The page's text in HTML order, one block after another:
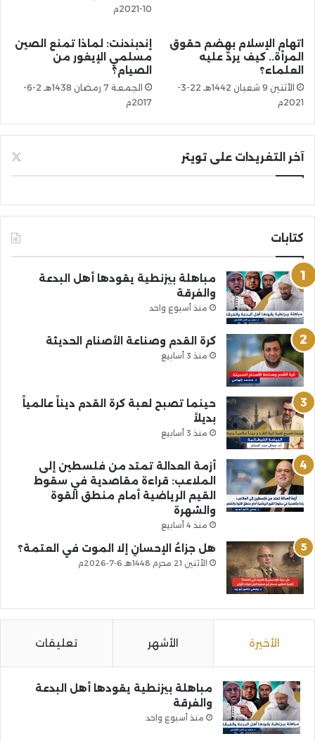
10-2021م
اتهام الإسلام بهضم حقوق
المرأة.. كيف يردّ عليه
العلماء؟
الأثنين 9 شعبان 1442هـ 22-3-
2021م
إندبندنت: لماذا تمنع الصين
مسلمي الإيغور من
الصيام؟
الجمعة 7 رمضان 1438هـ 2-6-
2017م
آخر التغريدات على تويتر
كتابات
مباهلة بيزنطية يقودها أهل البدعة
والفرقة
منذ أسبوع واحد
كرة القدم وصناعة الأصنام الحديثة
منذ 3 أسابيع
حينما تصبح لعبة كرة القدم ديناً عالمياً
بديلاً
منذ 3 أسابيع
أزمة العدالة تمتد من فلسطين إلى
الملاعب: قراءة مقاصدية في سقوط
القيم الرياضية أمام منطق القوة
والشهرة
منذ 4 أسابيع
هل جزاءُ الإحسانِ إلا الموت في العتمة؟
الأثنين 21 محرم 1448هـ 6-7-2026م
الأخيرة الأشهر تعليقات
مباهلة بيزنطية يقودها أهل البدعة
والفرقة
منذ أسبوع واحد